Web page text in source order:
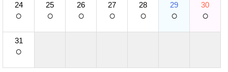
24
○
25
○
26
○
27
○
28
○
29
○
30
○
31
○